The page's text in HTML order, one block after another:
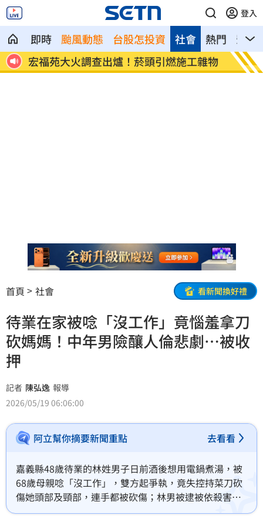
登入
即時 颱風動態 台股怎投資 熱門 影音
社會
！
宏福苑大火調查出爐！菸頭引燃施工雜物
定投
位！
首頁 社會 看新聞換好禮
待業在家被唸「沒工作」竟惱羞拿刀
砍媽媽！中年男險釀人倫悲劇…被收
押
記者 陳弘逸 報導
2026/05/19 06:06:00
阿立幫你摘要新聞重點 去看看
嘉義縣48歲待業的林姓男子日前酒後想用電鍋煮湯，被
68歲母親唸「沒工作」，雙方起爭執，竟失控持菜刀砍
傷她頭部及頸部，連手都被砍傷；林男被逮被依殺害直
系血親尊親屬未遂罪移送；檢方複訊後，向法院聲押獲